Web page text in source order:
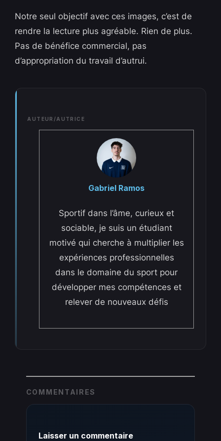
Notre seul objectif avec ces images, c’est de
rendre la lecture plus agréable. Rien de plus.
Pas de bénéfice commercial, pas
d’appropriation du travail d’autrui.
AUTEUR/AUTRICE
Gabriel Ramos
Sportif dans l’âme, curieux et
sociable, je suis un étudiant
motivé qui cherche à multiplier les
expériences professionnelles
dans le domaine du sport pour
développer mes compétences et
relever de nouveaux défis
COMMENTAIRES
Laisser un commentaire